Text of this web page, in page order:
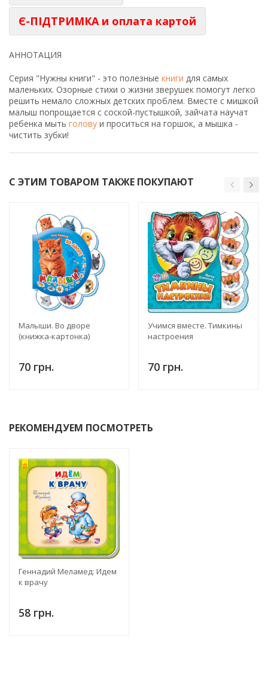
Є-ПІДТРИМКА и оплата картой
АННОТАЦИЯ
Серия "Нужны книги" - это полезные книги для самых
маленьких. Озорные стихи о жизни зверушек помогут легко
решить немало сложных детских проблем. Вместе с мишкой
малыш попрощается с соской-пустышкой, зайчата научат
ребенка мыть голову и проситься на горшок, а мышка -
чистить зубки!
С ЭТИМ ТОВАРОМ ТАКЖЕ ПОКУПАЮТ
Малыши. Во дворе
(книжка-картонка)
70 грн.
Учимся вместе. Тимкины
настроения
70 грн.
РЕКОМЕНДУЕМ ПОСМОТРЕТЬ
Геннадий Меламед: Идем
к врачу
58 грн.